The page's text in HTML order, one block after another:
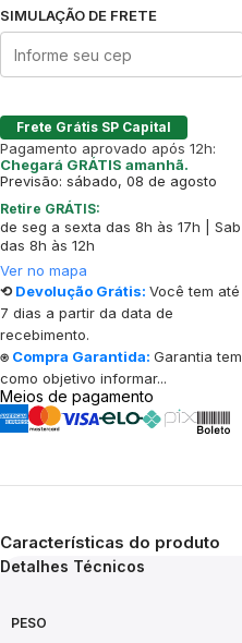
SIMULAÇÃO DE FRETE
Frete Grátis SP Capital
Pagamento aprovado após 12h:
Chegará GRÁTIS amanhã.
Previsão: sábado, 08 de agosto
Retire GRÁTIS:
de seg a sexta das 8h às 17h | Sab
das 8h às 12h
Ver no mapa
⟲ Devolução Grátis: Você tem até
7 dias a partir da data de
recebimento.
⍟ Compra Garantida: Garantia tem
como objetivo informar...
Meios de pagamento
Características do produto
Detalhes Técnicos
PESO